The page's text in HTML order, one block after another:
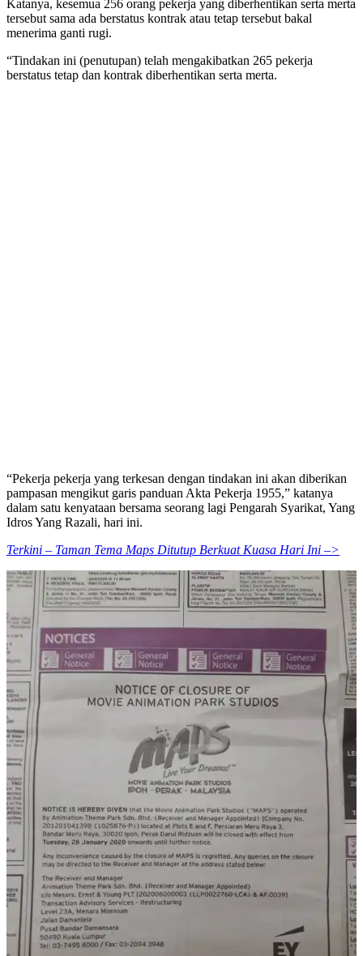
Katanya, kesemua 256 orang pekerja yang diberhentikan serta merta
tersebut sama ada berstatus kontrak atau tetap tersebut bakal
menerima ganti rugi.
“Tindakan ini (penutupan) telah mengakibatkan 265 pekerja
berstatus tetap dan kontrak diberhentikan serta merta.
“Pekerja pekerja yang terkesan dengan tindakan ini akan diberikan
pampasan mengikut garis panduan Akta Pekerja 1955,” katanya
dalam satu kenyataan bersama seorang lagi Pengarah Syarikat, Yang
Idros Yang Razali, hari ini.
Terkini – Taman Tema Maps Ditutup Berkuat Kuasa Hari Ini –>